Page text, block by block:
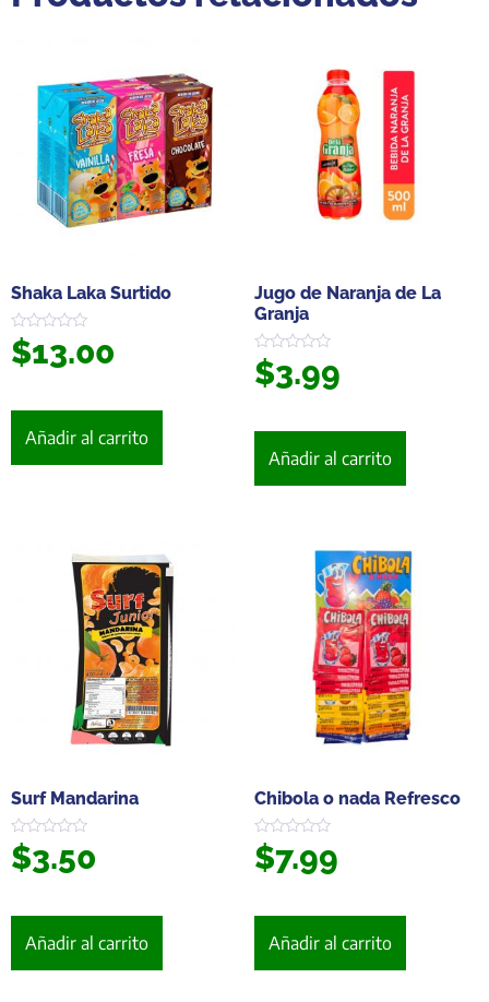
Shaka Laka Surtido
Valorado
en
$13.00
Añadir al carrito
Jugo de Naranja de La
Granja
Valorado
en
$3.99
Añadir al carrito
Surf Mandarina
Valorado
en
$3.50
Añadir al carrito
Chibola o nada Refresco
Valorado
en
$7.99
Añadir al carrito